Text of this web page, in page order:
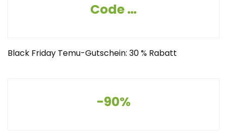
Code -30%
Black Friday Temu-Gutschein: 30 % Rabatt
-90%